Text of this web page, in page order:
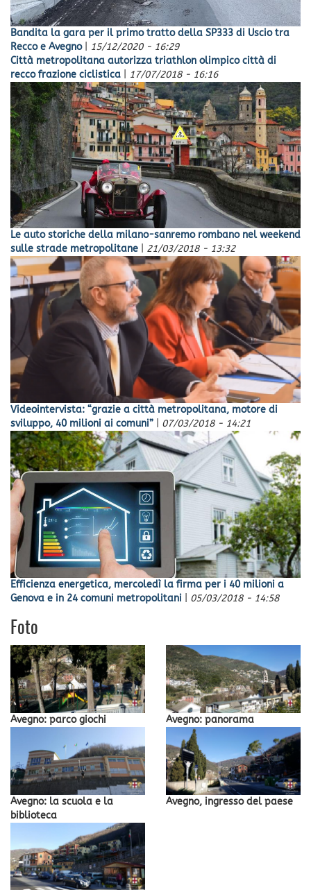
Bandita la gara per il primo tratto della SP333 di Uscio tra
Recco e Avegno
15/12/2020 - 16:29
Città metropolitana autorizza triathlon olimpico città di
recco frazione ciclistica
17/07/2018 - 16:16
Le auto storiche della milano-sanremo rombano nel weekend
sulle strade metropolitane
21/03/2018 - 13:32
Videointervista: “grazie a città metropolitana, motore di
sviluppo, 40 milioni ai comuni”
07/03/2018 - 14:21
Efficienza energetica, mercoledì la firma per i 40 milioni a
Genova e in 24 comuni metropolitani
05/03/2018 - 14:58
Foto
Avegno: parco giochi Avegno: panorama
Avegno: la scuola e la
biblioteca
Avegno, ingresso del paese